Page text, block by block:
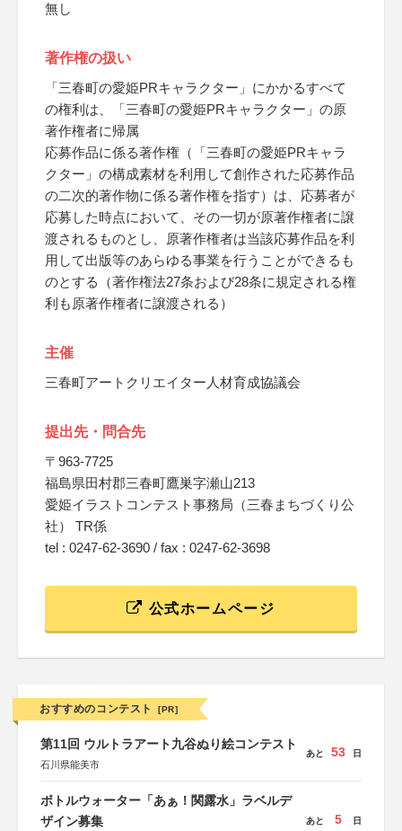
無し
著作権の扱い
「三春町の愛姫PRキャラクター」にかかるすべて
の権利は、「三春町の愛姫PRキャラクター」の原
著作権者に帰属
応募作品に係る著作権（「三春町の愛姫PRキャラ
クター」の構成素材を利用して創作された応募作品
の二次的著作物に係る著作権を指す）は、応募者が
応募した時点において、その一切が原著作権者に譲
渡されるものとし、原著作権者は当該応募作品を利
用して出版等のあらゆる事業を行うことができるも
のとする（著作権法27条および28条に規定される権
利も原著作権者に譲渡される）
主催
三春町アートクリエイター人材育成協議会
提出先・問合先
〒963-7725
福島県田村郡三春町鷹巣字瀬山213
愛姫イラストコンテスト事務局（三春まちづくり公
社） TR係
tel : 0247-62-3690 / fax : 0247-62-3698
公式ホームページ
おすすめのコンテスト [PR]
第11回 ウルトラアート九谷ぬり絵コンテスト
石川県能美市
あと 53 日
ボトルウォーター「あぁ！関露水」ラベルデ
ザイン募集
あと 5 日